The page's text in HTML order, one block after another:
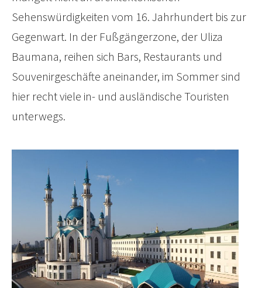
Sehenswürdigkeiten vom 16. Jahrhundert bis zur
Gegenwart. In der Fußgängerzone, der Uliza
Baumana, reihen sich Bars, Restaurants und
Souvenirgeschäfte aneinander, im Sommer sind
hier recht viele in- und ausländische Touristen
unterwegs.